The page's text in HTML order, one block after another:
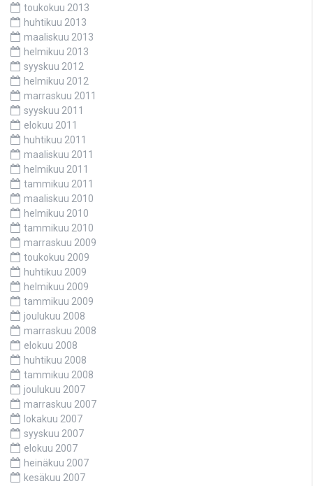
toukokuu 2013
huhtikuu 2013
maaliskuu 2013
helmikuu 2013
syyskuu 2012
helmikuu 2012
marraskuu 2011
syyskuu 2011
elokuu 2011
huhtikuu 2011
maaliskuu 2011
helmikuu 2011
tammikuu 2011
maaliskuu 2010
helmikuu 2010
tammikuu 2010
marraskuu 2009
toukokuu 2009
huhtikuu 2009
helmikuu 2009
tammikuu 2009
joulukuu 2008
marraskuu 2008
elokuu 2008
huhtikuu 2008
tammikuu 2008
joulukuu 2007
marraskuu 2007
lokakuu 2007
syyskuu 2007
elokuu 2007
heinäkuu 2007
kesäkuu 2007